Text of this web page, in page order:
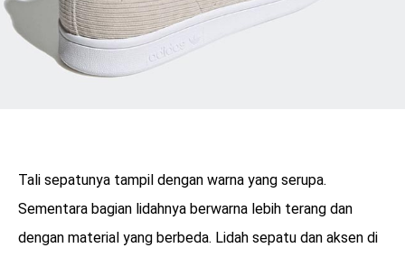
Tali sepatunya tampil dengan warna yang serupa.
Sementara bagian lidahnya berwarna lebih terang dan
dengan material yang berbeda. Lidah sepatu dan aksen di